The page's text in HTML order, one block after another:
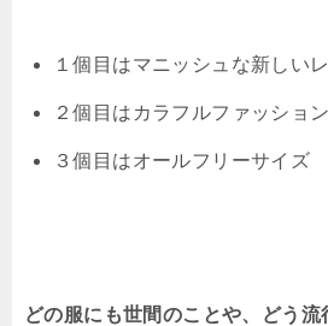
１個目はマニッシュな新しい
２個目はカラフルファッション
３個目はオールフリーサイズ
どの服にも世間のことや、どう